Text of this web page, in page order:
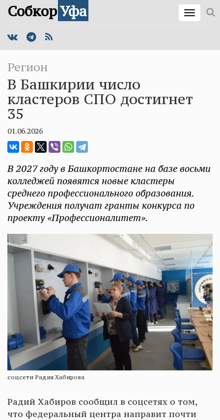
СобкорУфа
Регион
В Башкирии число
кластеров СПО достигнет
35
01.06.2026
В 2027 году в Башкортостане на базе восьми
колледжей появятся новые кластеры
среднего профессионального образования.
Учреждения получат гранты конкурса по
проекту «Профессионалитет».
соцсети Радия Хабирова
Радий Хабиров сообщил в соцсетях о том,
что федеральный центра направит почти